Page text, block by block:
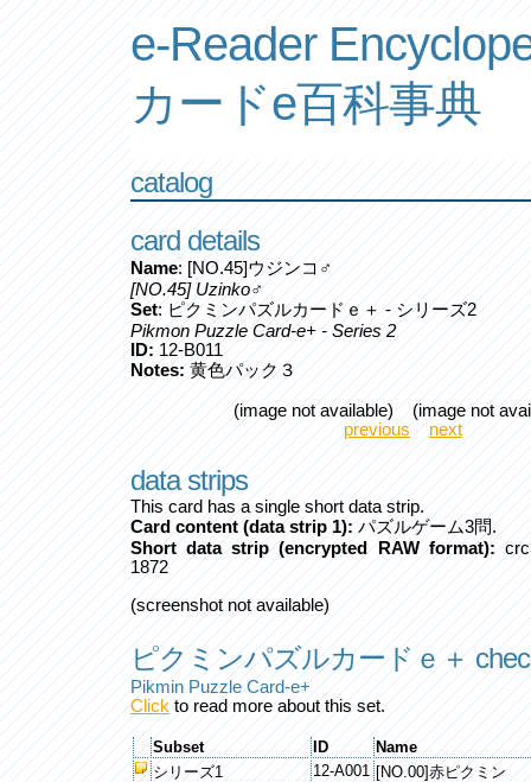
e-Reader
カードe百科事典
catalog
card details
Name: [NO.45]ウジンコ♂
[NO.45] Uzinko♂
Set: ピクミンパズルカードｅ＋ - シリーズ2
Pikmon Puzzle Card-e+ - Series 2
ID:12-B011
Notes:黄色パック３
(image not available) (image not
previous
next
data strips
This card has a single short data strip.
Card content (data strip 1):パズルゲーム3問.
Short data strip (encrypted RAW format):
1872
(screenshot not available)
ピクミンパズルカードｅ＋
Pikmin Puzzle Card-e+
Clickto read more about this set.
Subset ID
Name
シリーズ1
12-A001 [NO.00]赤ピクミン